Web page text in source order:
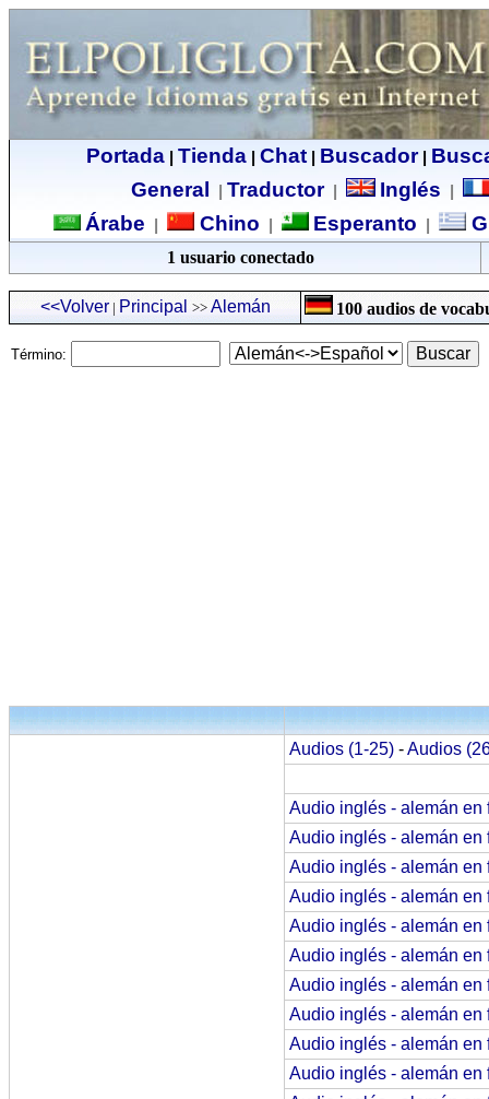
Portada| Tienda| Chat| Buscador|
General
Traductor| Inglés
Árabe Chino Esperanto
1 usuario conectado
<<Volver| Principal >> Alemán 100 audios de
Término:
Audios (1-25) -Audios
Audio inglés - alemán en
Audio inglés - alemán en
Audio inglés - alemán en
Audio inglés - alemán en
Audio inglés - alemán en
Audio inglés - alemán en
Audio inglés - alemán en
Audio inglés - alemán en
Audio inglés - alemán en
Audio inglés - alemán en